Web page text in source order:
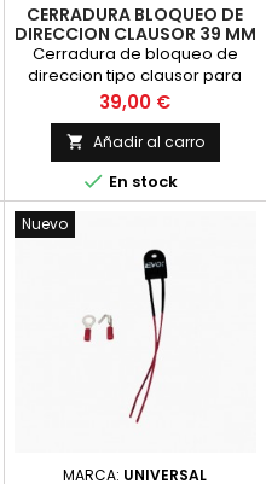
CERRADURA BLOQUEO DE
DIRECCION CLAUSOR 39 MM
(LARGA)
Cerradura de bloqueo de
direccion tipo clausor para
Bultaco, Montesa, OSSA y
Puch, largo de 39 mm total,
valido para otras motos.
Habitualmente montado en
aquellos modelos donde la
cerradura se extrae de la pipa
de direccion y se coloca en
otra ubicacion para
guardarla. NUEVA
Precio
39,00 €
 Añadir al carro
 En stock
Nuevo
MARCA: UNIVERSAL